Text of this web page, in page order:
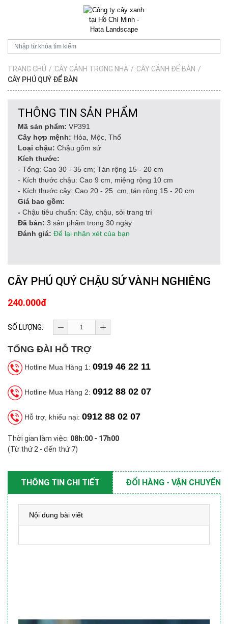
TRANG CHỦ / CÂY CẢNH TRONG NHÀ / CÂY CẢNH ĐỂ BÀN /
CÂY PHÚ QUÝ ĐỂ BÀN
THÔNG TIN SẢN PHẨM
Mã sản phẩm: VP391
Cây hợp mệnh: Hỏa, Mộc, Thổ
Loại chậu: Chậu gốm sứ
Kích thước:
- Tổng: Cao 30 - 35 cm; Tán rộng 15 - 20 cm
- Kích thước chậu: Cao 9 cm, miệng rộng 10 cm
- Kích thước cây: Cao 20 - 25 cm, tán rộng 15 - 20 cm
Giá bao gồm:
- Chậu tiêu chuẩn: Cây, chậu, sỏi trang trí
Đã bán: 3 sản phẩm trong 30 ngày
Đánh giá: Để lại nhận xét của bạn
CÂY PHÚ QUÝ CHẬU SỨ VÀNH NGHIÊNG
240.000đ
SỐ LƯỢNG:
TỔNG ĐÀI HỖ TRỢ
Hotline Mua Hàng 1: 0919 46 22 11
Hotline Mua Hàng 2: 0912 88 02 07
Hỗ trợ, khiếu nại: 0912 88 02 07
Thời gian làm việc: 08h:00 - 17h00
(Từ thứ 2 - đến thứ 7)
THÔNG TIN CHI TIẾT ĐỔI HÀNG - VẬN CHUYỂN
Nội dung bài viết